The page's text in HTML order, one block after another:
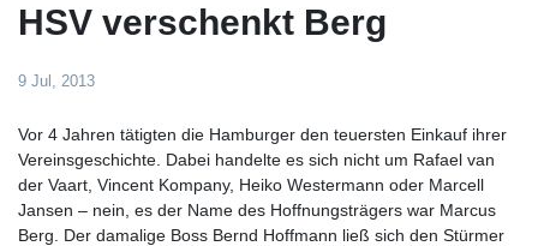
HSV verschenkt Berg
9 Jul, 2013
Vor 4 Jahren tätigten die Hamburger den teuersten Einkauf ihrer
Vereinsgeschichte. Dabei handelte es sich nicht um Rafael van
der Vaart, Vincent Kompany, Heiko Westermann oder Marcell
Jansen – nein, es der Name des Hoffnungsträgers war Marcus
Berg. Der damalige Boss Bernd Hoffmann ließ sich den Stürmer